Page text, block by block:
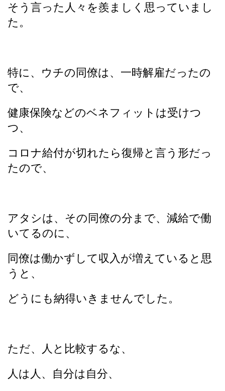
そう言った人々を羨ましく思っていまし
た。
特に、ウチの同僚は、一時解雇だったの
で、
健康保険などのベネフィットは受けつ
つ、
コロナ給付が切れたら復帰と言う形だっ
たので、
アタシは、その同僚の分まで、減給で働
いてるのに、
同僚は働かずして収入が増えていると思
うと、
どうにも納得いきませんでした。
ただ、人と比較するな、
人は人、自分は自分、